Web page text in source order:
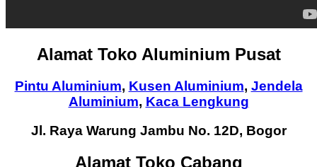
Alamat Toko Aluminium Pusat
Pintu Aluminium, Kusen Aluminium, Jendela
Aluminium, Kaca Lengkung
Jl. Raya Warung Jambu No. 12D, Bogor
Alamat Toko Cabang